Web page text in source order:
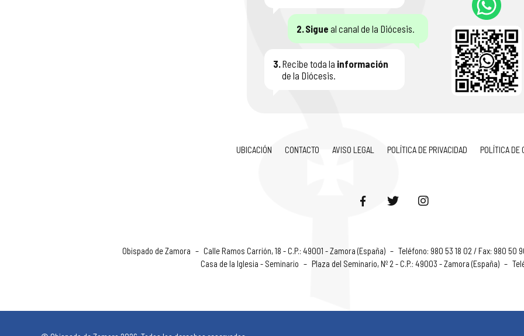
2.Sigue al canal de la Diócesis.
3.Recibe toda la información
de la Diócesis.
UBICACIÓN CONTACTO AVISO LEGAL POLÍTICA DE PRIVACIDAD POLÍTICA DE
Obispado de Zamora – Calle Ramos Carrión, 18 - C.P.: 49001 - Zamora (España) – Teléfono: 980 53 18 02 / Fax: 980 50
Casa de la Iglesia - Seminario – Plaza del Seminario, Nº 2 - C.P.: 49003 - Zamora (España) –